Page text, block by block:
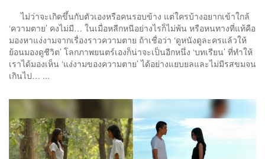
ไม่ว่าจะเกิดขึ้นกับตัวเองหรือคนรอบข้าง แต่ใครบ้างอยากเข้าใกล้
‘ความตาย’ คงไม่มี… ในเมื่อหลีกหนีอย่างไรก็ไม่พ้น หรือหนทางที่แท้คือ
มองหาแง่งามจากเรื่องราวความตาย ถ้าเชื่อว่า ‘ดูหนังดูละครแล้วให้
ย้อนมองดูชีวิต’ โลกภาพยนตร์เองก็น่าจะเป็นอีกหนึ่ง ‘บทเรียน’ ที่ทำให้
เราได้มองเห็น ‘แง่งามของความตาย’ ได้อย่างแยบยลและไม่มีรสขมจน
เกินไป… ...